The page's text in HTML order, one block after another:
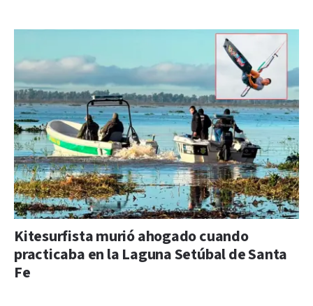
Kitesurfista murió ahogado cuando
practicaba en la Laguna Setúbal de Santa
Fe